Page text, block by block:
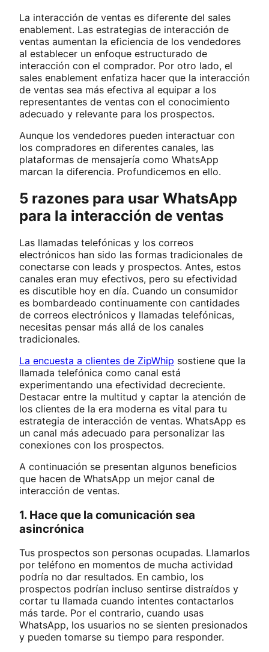
La interacción de ventas es diferente del sales
enablement. Las estrategias de interacción de
ventas aumentan la eficiencia de los vendedores
al establecer un enfoque estructurado de
interacción con el comprador. Por otro lado, el
sales enablement enfatiza hacer que la interacción
de ventas sea más efectiva al equipar a los
representantes de ventas con el conocimiento
adecuado y relevante para los prospectos.
Aunque los vendedores pueden interactuar con
los compradores en diferentes canales, las
plataformas de mensajería como WhatsApp
marcan la diferencia. Profundicemos en ello.
5 razones para usar WhatsApp
para la interacción de ventas
Las llamadas telefónicas y los correos
electrónicos han sido las formas tradicionales de
conectarse con leads y prospectos. Antes, estos
canales eran muy efectivos, pero su efectividad
es discutible hoy en día. Cuando un consumidor
es bombardeado continuamente con cantidades
de correos electrónicos y llamadas telefónicas,
necesitas pensar más allá de los canales
tradicionales.
La encuesta a clientes de ZipWhip sostiene que la
llamada telefónica como canal está
experimentando una efectividad decreciente.
Destacar entre la multitud y captar la atención de
los clientes de la era moderna es vital para tu
estrategia de interacción de ventas. WhatsApp es
un canal más adecuado para personalizar las
conexiones con los prospectos.
A continuación se presentan algunos beneficios
que hacen de WhatsApp un mejor canal de
interacción de ventas.
1. Hace que la comunicación sea
asincrónica
Tus prospectos son personas ocupadas. Llamarlos
por teléfono en momentos de mucha actividad
podría no dar resultados. En cambio, los
prospectos podrían incluso sentirse distraídos y
cortar tu llamada cuando intentes contactarlos
más tarde. Por el contrario, cuando usas
WhatsApp, los usuarios no se sienten presionados
y pueden tomarse su tiempo para responder.